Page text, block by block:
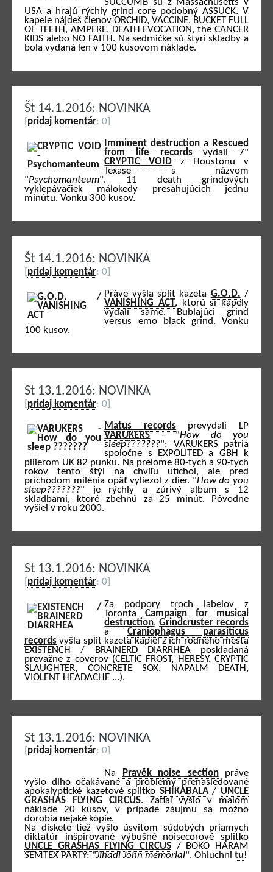
SUCCUMB sú z Massachusetts v
USA a hrajú rýchly grind core podobný ASSUCK. V
kapele nájdeš členov ORCHID, VACCINE, BUCKET FULL
OF TEETH, AMPERE, DEATH EVOCATION, the CANCER
KIDS alebo NO FAITH. Na sedmičke sú štyri skladby a
bola vydaná len v 100 kusovom náklade.
Št 14.1.2016: NOVINKA
pridaj komentár: 0]
Imminent destruction a Rescued
from life recordsvydali 7"
CRYPTIC VOIDz Houstonu v
Texase s názvom
"Psychomanteum". 11 death grindových
vyklepávačiek málokedy presahujúcich jednu
minútu. Vonku 300 kusov.
Št 14.1.2016: NOVINKA
pridaj komentár: 0]
Práve vyšla split kazeta G.O.D. /
VANISHING ACT, ktorú si kapely
vydali samé. Bublajúci grind
versus emo black grind. Vonku
100 kusov.
St 13.1.2016: NOVINKA
pridaj komentár: 0]
Matus recordsprevydali LP
VARUKERS- "How do you
sleep???????": VARUKERS patria
spoločne s EXPOLITED a GBH k
pilierom UK 82 punku. Na prelome 80-tych a 90-tych
rokov tento štýl na chvíľu utíchol, ale pred
príchodom milénia opäť vyliezol z dier. "How do you
sleep???????" je rýchly a zúrivý album s 12
skladbami, ktoré zbehnú za 25 minút. Pôvodne
vyšiel v roku 2000.
St 13.1.2016: NOVINKA
pridaj komentár: 0]
Za podpory troch labelov z
TorontaCampaign for musical
destruction,Grindcruster records
aCraniophagus parasiticus
records vyšla split kazeta kapiel z ich rodného mesta
EXISTENCH / BRAINERD DIARRHEA poskladaná
prevažne z coverov (CELTIC FROST, HERESY, CRYPTIC
SLAUGHTER, CONCRETE SOX, NAPALM DEATH,
VIOLENT HEADACHE ...).
St 13.1.2016: NOVINKA
pridaj komentár: 0]
Na Pravěk noise sectionpráve
vyšlo dlho očakávané a problémy prenasledované
apokalyptické kazetové splitko SHIKABALA/ UNCLE
GRASHAS FLYING CIRCUS. Zatiaľ vyšlo v malom
náklade 20 kusov, v prípade záujmu sa možno
dorobia nejaké kópie.
Na diskete tiež vyšlo úsvitom súdobých priamych
diktatúr inšpirované výbušné noisecorové splitko
UNCLE GRASHAS FLYING CIRCUS / BOKO HARAM
SEMTEX PARTY: "Jihadi John memorial". Ohluchni tu!